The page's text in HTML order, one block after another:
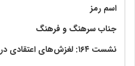
اسم رمز
جناب سرهنگ و فرهنگ
نشست ۱۶۴: لغزش‌های اعتقادی در عصر غیبت